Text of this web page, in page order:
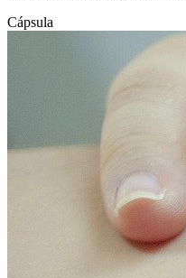
Cápsula